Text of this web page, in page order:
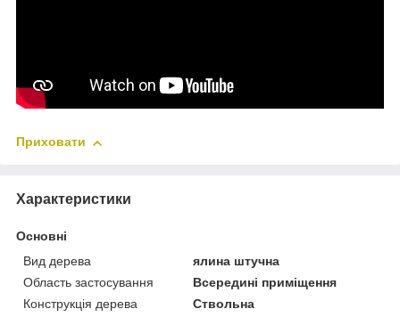
Приховати
Характеристики
Основні
Вид дерева
ялина штучна
Область застосування
Всередині приміщення
Конструкція дерева
Ствольна